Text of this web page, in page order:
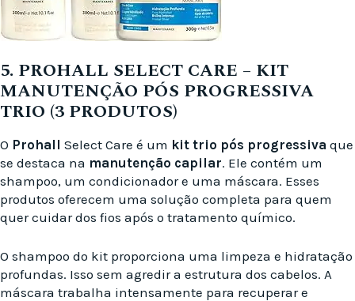
5. PROHALL SELECT CARE – KIT
MANUTENÇÃO PÓS PROGRESSIVA
TRIO (3 PRODUTOS)
O Prohall Select Care é um kit trio pós progressiva que
se destaca na manutenção capilar. Ele contém um
shampoo, um condicionador e uma máscara. Esses
produtos oferecem uma solução completa para quem
quer cuidar dos fios após o tratamento químico.
O shampoo do kit proporciona uma limpeza e hidratação
profundas. Isso sem agredir a estrutura dos cabelos. A
máscara trabalha intensamente para recuperar e